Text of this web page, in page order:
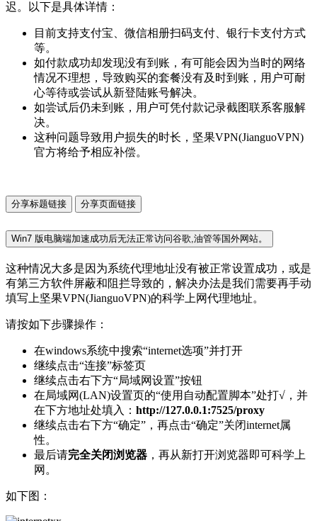
迟。以下是具体详情：
目前支持支付宝、微信相册扫码支付、银行卡支付方式
等。
如付款成功却发现没有到账，有可能会因为当时的网络
情况不理想，导致购买的套餐没有及时到账，用户可耐
心等待或尝试从新登陆账号解决。
如尝试后仍未到账，用户可凭付款记录截图联系客服解
决。
这种问题导致用户损失的时长，坚果VPN(JianguoVPN)
官方将给予相应补偿。
分享标题链接 分享页面链接
Win7 版电脑端加速成功后无法正常访问谷歌,油管等国外网站。
这种情况大多是因为系统代理地址没有被正常设置成功，或是
有第三方软件屏蔽和阻拦导致的，解决办法是我们需要再手动
填写上坚果VPN(JianguoVPN)的科学上网代理地址。
请按如下步骤操作：
在windows系统中搜索“internet选项”并打开
继续点击“连接”标签页
继续点击右下方“局域网设置”按钮
在局域网(LAN)设置页的“使用自动配置脚本”处打√，并
在下方地址处填入： http://127.0.0.1:7525/proxy
继续点击右下方“确定”，再点击“确定”关闭internet属
性。
最后请完全关闭浏览器 ，再从新打开浏览器即可科学上
网。
如下图：